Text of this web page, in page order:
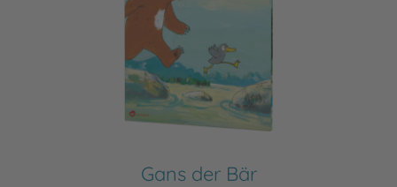
Gans der Bär